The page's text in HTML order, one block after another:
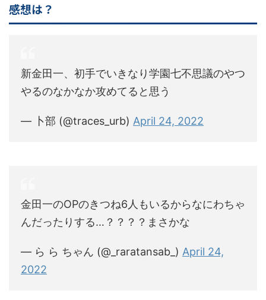
感想は？
新金田一、初手でいきなり学園七不思議のやつ
やるのなかなか攻めてると思う
— 卜部 (@traces_urb) April 24, 2022
金田一のOPのきつね6人もいるからなにわちゃ
んだったりする…？？？？まさかな
— ら ら ちゃん (@_raratansab_) April 24,
2022